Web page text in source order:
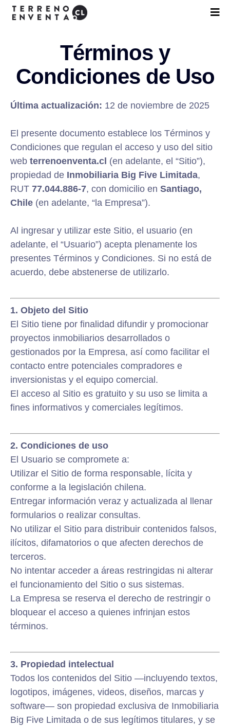
Términos y
Condiciones de Uso
Última actualización: 12 de noviembre de 2025
El presente documento establece los Términos y
Condiciones que regulan el acceso y uso del sitio
web terrenoenventa.cl (en adelante, el “Sitio”),
propiedad de Inmobiliaria Big Five Limitada,
RUT 77.044.886-7, con domicilio en Santiago,
Chile (en adelante, “la Empresa”).
Al ingresar y utilizar este Sitio, el usuario (en
adelante, el “Usuario”) acepta plenamente los
presentes Términos y Condiciones. Si no está de
acuerdo, debe abstenerse de utilizarlo.
1. Objeto del Sitio
El Sitio tiene por finalidad difundir y promocionar
proyectos inmobiliarios desarrollados o
gestionados por la Empresa, así como facilitar el
contacto entre potenciales compradores e
inversionistas y el equipo comercial.
El acceso al Sitio es gratuito y su uso se limita a
fines informativos y comerciales legítimos.
2. Condiciones de uso
El Usuario se compromete a:
Utilizar el Sitio de forma responsable, lícita y
conforme a la legislación chilena.
Entregar información veraz y actualizada al llenar
formularios o realizar consultas.
No utilizar el Sitio para distribuir contenidos falsos,
ilícitos, difamatorios o que afecten derechos de
terceros.
No intentar acceder a áreas restringidas ni alterar
el funcionamiento del Sitio o sus sistemas.
La Empresa se reserva el derecho de restringir o
bloquear el acceso a quienes infrinjan estos
términos.
3. Propiedad intelectual
Todos los contenidos del Sitio —incluyendo textos,
logotipos, imágenes, videos, diseños, marcas y
software— son propiedad exclusiva de Inmobiliaria
Big Five Limitada o de sus legítimos titulares, y se